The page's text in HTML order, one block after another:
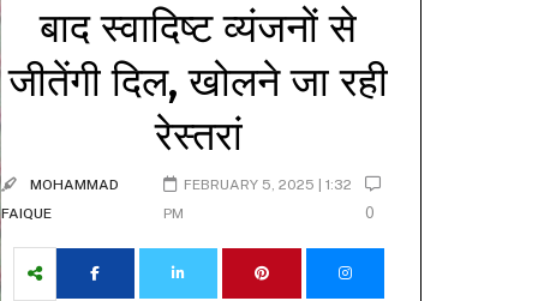
बाद स्वादिष्ट व्यंजनों से
जीतेंगी दिल, खोलने जा रही
रेस्तरां
MOHAMMAD
FAIQUE
FEBRUARY 5, 2025 | 1:32
PM
0